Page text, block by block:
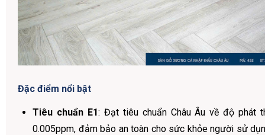
Đặc điểm nổi bật
Tiêu chuẩn E1: Đạt tiêu chuẩn Châu Âu về độ phát
0.005ppm, đảm bảo an toàn cho sức khỏe người sử